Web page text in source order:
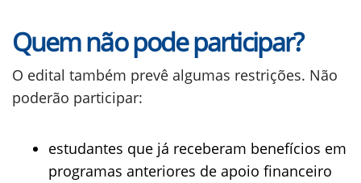
Quem não pode participar?
O edital também prevê algumas restrições. Não
poderão participar:
estudantes que já receberam benefícios em
programas anteriores de apoio financeiro